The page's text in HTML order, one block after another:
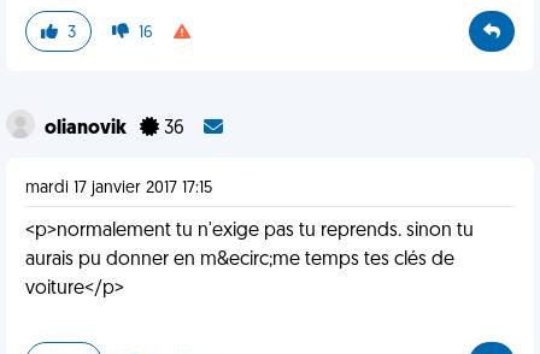
3 16
olianovik 36
mardi 17 janvier 2017 17:15
<p>normalement tu n'exige pas tu reprends. sinon tu
aurais pu donner en m&ecirc;me temps tes clés de
voiture</p>